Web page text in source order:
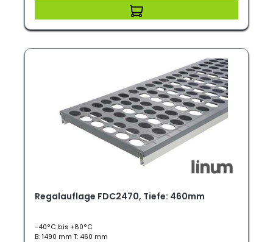
Regalauflage FDC2470, Tiefe: 460mm
-40°C bis +80°C
B: 1490 mm T: 460 mm